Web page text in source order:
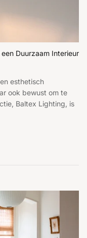
Duurzaam Interieur
esthetisch
ook bewust om te
Baltex Lighting, is